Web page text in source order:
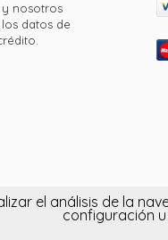
el análisis de la
configuración
nosotros
datos de
Política de